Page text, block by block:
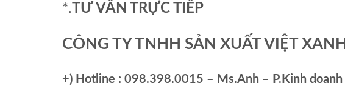
*.TƯ VẤN TRỰC TIẾP
CÔNG TY TNHH SẢN XUẤT VIỆT XANH
+) Hotline : 098.398.0015 – Ms.Anh – P.Kinh doanh